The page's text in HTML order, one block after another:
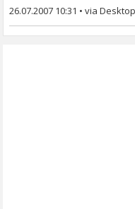
26.07.2007 10:31 •